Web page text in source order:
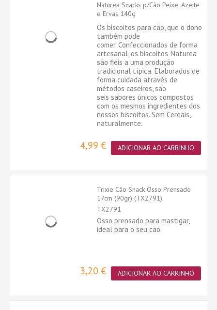
Naturea Snacks p/Cão Peixe, Azeite
e Ervas 140g
Os biscoitos para cão, que o dono
também pode
comer. Confeccionados de forma
artesanal, os biscoitos Naturea
são fiéis a uma produção
tradicional típica. Elaborados de
forma cuidada através de
métodos caseiros, são
seis sabores únicos compostos
com os mesmos ingredientes dos
nossos biscoitos. Sem Cereais,
naturalmente.
4,99 € ADICIONAR AO CARRINHO
Trixie Cão Snack Osso Prensado
17cm (90gr) (TX2791)
TX2791
Osso prensado para mastigar,
ideal para o seu cão.
3,20 € ADICIONAR AO CARRINHO